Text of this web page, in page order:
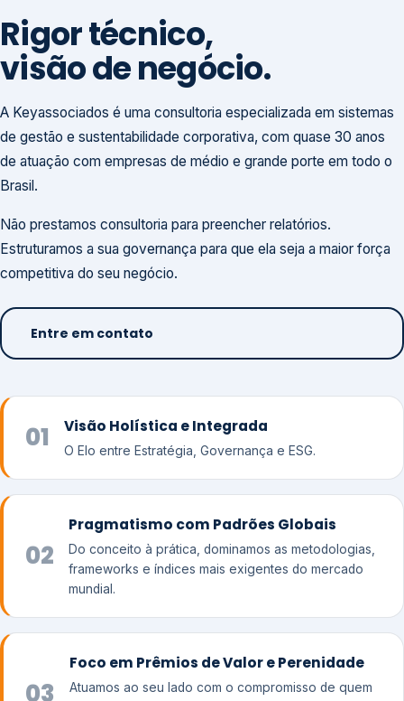
Rigor técnico,
visão de negócio.
A Keyassociados é uma consultoria especializada em sistemas
de gestão e sustentabilidade corporativa, com quase 30 anos
de atuação com empresas de médio e grande porte em todo o
Brasil.
Não prestamos consultoria para preencher relatórios.
Estruturamos a sua governança para que ela seja a maior força
competitiva do seu negócio.
Entre em contato
01 Visão Holística e Integrada
O Elo entre Estratégia, Governança e ESG.
02
Pragmatismo com Padrões Globais
Do conceito à prática, dominamos as metodologias,
frameworks e índices mais exigentes do mercado
mundial.
03
Foco em Prêmios de Valor e Perenidade
Atuamos ao seu lado com o compromisso de quem